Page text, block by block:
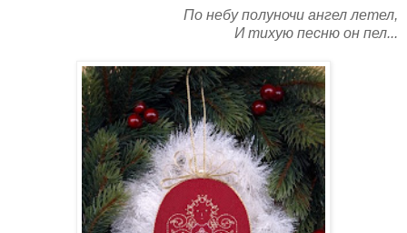
По небу полуночи ангел летел,
И тихую песню он пел...